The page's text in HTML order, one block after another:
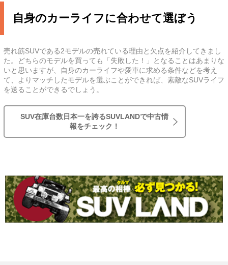
自身のカーライフに合わせて選ぼう
売れ筋SUVである2モデルの売れている理由と欠点を紹介してきまし
た。どちらのモデルを買っても「失敗した！」となることはあまりな
いと思いますが、自身のカーライフや愛車に求める条件などを考え
て、よりマッチしたモデルを選ぶことができれば、素敵なSUVライフ
を送ることができるでしょう。
SUV在庫台数日本一を誇るSUVLANDで中古情
報をチェック！